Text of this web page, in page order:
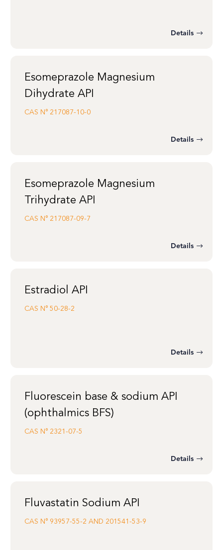
Details
Esomeprazole Magnesium
Dihydrate API
CAS N° 217087-10-0
Details
Esomeprazole Magnesium
Trihydrate API
CAS N° 217087-09-7
Details
Estradiol API
CAS N° 50-28-2
Details
Fluorescein base & sodium API
(ophthalmics BFS)
CAS N° 2321-07-5
Details
Fluvastatin Sodium API
CAS N° 93957-55-2 AND 201541-53-9